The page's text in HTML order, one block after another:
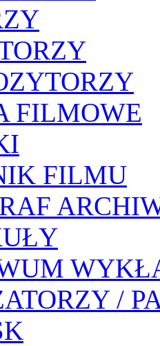
FILMOWE
FILMU
/